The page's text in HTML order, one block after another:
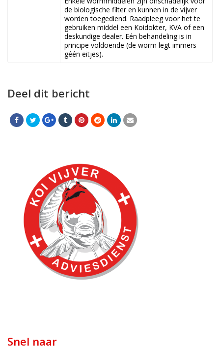
de biologische filter en kunnen in de vijver
worden toegediend. Raadpleeg voor het te
gebruiken middel een Koidokter, KVA of een
deskundige dealer. Eén behandeling is in
principe voldoende (de worm legt immers
géén eitjes).
Deel dit bericht
Snel naar